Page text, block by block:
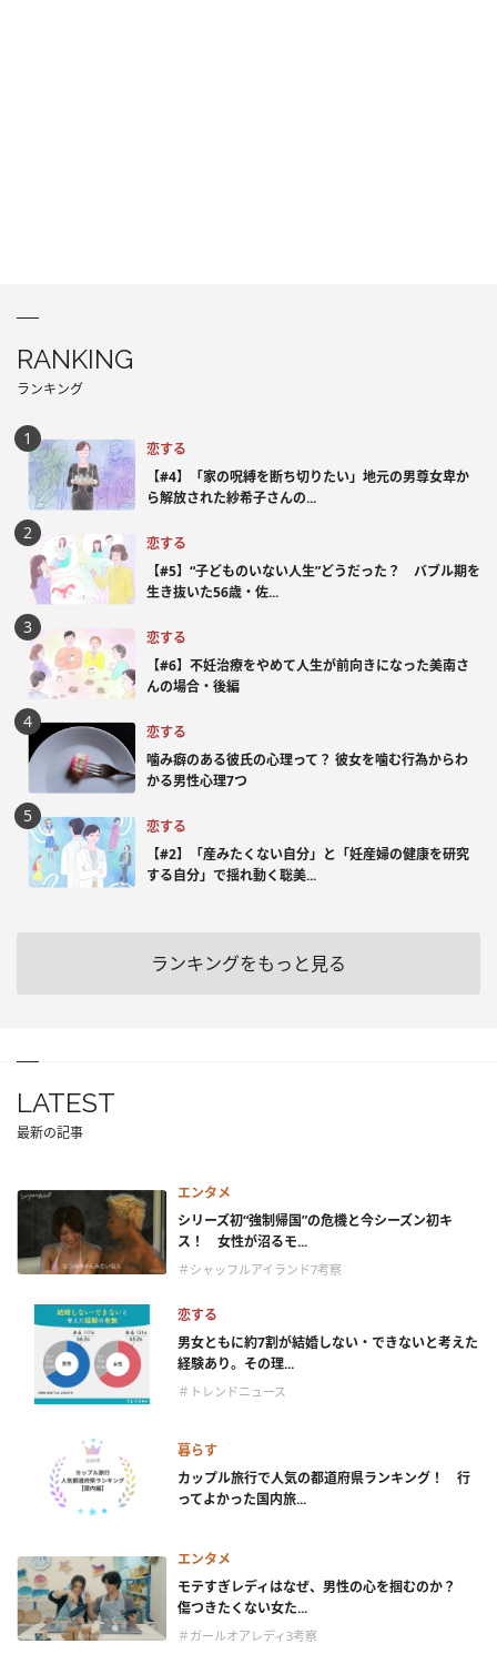
RANKING
ランキング
恋する
【#4】「家の呪縛を断ち切りたい」地元の男尊女卑か
ら解放された紗希子さんの...
恋する
【#5】“子どものいない人生”どうだった？ バブル期を
生き抜いた56歳・佐...
恋する
【#6】不妊治療をやめて人生が前向きになった美南さ
んの場合・後編
恋する
噛み癖のある彼氏の心理って？ 彼女を噛む行為からわ
かる男性心理7つ
恋する
【#2】「産みたくない自分」と「妊産婦の健康を研究
する自分」で揺れ動く聡美...
ランキングをもっと見る
LATEST
最新の記事
エンタメ
シリーズ初“強制帰国”の危機と今シーズン初キ
ス！ 女性が沼るモ...
＃シャッフルアイランド7考察
恋する
男女ともに約7割が結婚しない・できないと考えた
経験あり。その理...
＃トレンドニュース
暮らす
カップル旅行で人気の都道府県ランキング！ 行
ってよかった国内旅...
エンタメ
モテすぎレディはなぜ、男性の心を掴むのか？
傷つきたくない女た...
＃ガールオアレディ3考察